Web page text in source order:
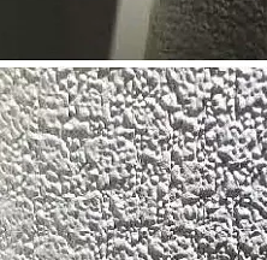
передачи квартиры
претензии к застройщику
ст. 7 Федерального закона от
"Об участии в
домов и иных
если я обратился в суд с
за дефекты в отделке?
процесса застройщик
судебной строительно-